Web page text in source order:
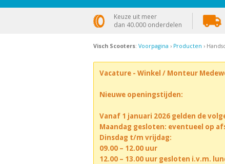
Visch Scooters: Voorpagina › Producten ›
Vacature - Winkel / Monteur
Nieuwe openingstijden:
Vanaf 1 januari 2026 gelden de
Maandag gesloten: eventueel op
Dinsdag t/m vrijdag:
09.00 – 12.00 uur
12.00 – 13.00 uur gesloten i.v.m.
Keuze uit meer
dan 40.000 onderdelen